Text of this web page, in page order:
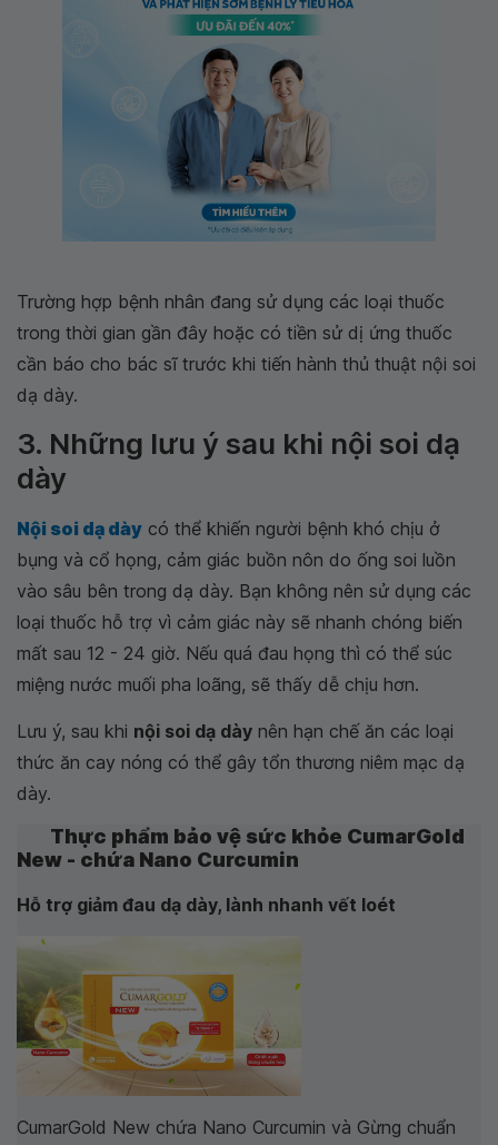
Trường hợp bệnh nhân đang sử dụng các loại thuốc
trong thời gian gần đây hoặc có tiền sử dị ứng thuốc
cần báo cho bác sĩ trước khi tiến hành thủ thuật nội soi
dạ dày.
3. Những lưu ý sau khi nội soi dạ
dày
Nội soi dạ dày có thể khiến người bệnh khó chịu ở
bụng và cổ họng, cảm giác buồn nôn do ống soi luồn
vào sâu bên trong dạ dày. Bạn không nên sử dụng các
loại thuốc hỗ trợ vì cảm giác này sẽ nhanh chóng biến
mất sau 12 - 24 giờ. Nếu quá đau họng thì có thể súc
miệng nước muối pha loãng, sẽ thấy dễ chịu hơn.
Lưu ý, sau khi nội soi dạ dày nên hạn chế ăn các loại
thức ăn cay nóng có thể gây tổn thương niêm mạc dạ
dày.
Thực phẩm bảo vệ sức khỏe CumarGold
New - chứa Nano Curcumin
Hỗ trợ giảm đau dạ dày, lành nhanh vết loét
CumarGold New chứa Nano Curcumin và Gừng chuẩn